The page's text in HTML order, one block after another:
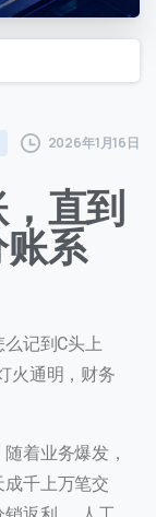
2026年1月16日
直到
系
记到C头上
火通明，财务
着业务爆发，
千上万笔交